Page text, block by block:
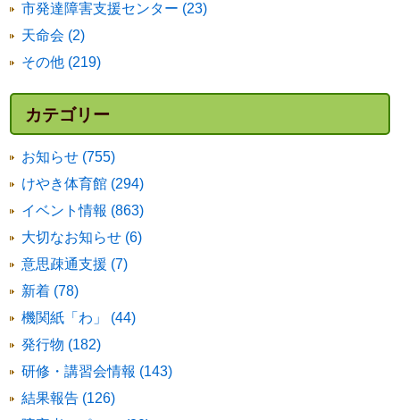
市発達障害支援センター (23)
天命会 (2)
その他 (219)
カテゴリー
お知らせ (755)
けやき体育館 (294)
イベント情報 (863)
大切なお知らせ (6)
意思疎通支援 (7)
新着 (78)
機関紙「わ」 (44)
発行物 (182)
研修・講習会情報 (143)
結果報告 (126)